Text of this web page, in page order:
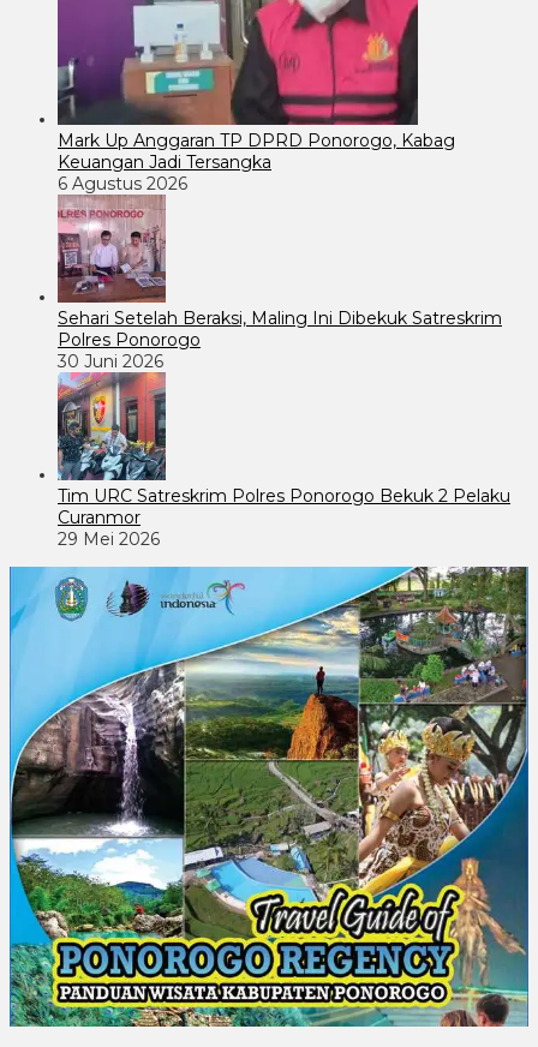
Mark Up Anggaran TP DPRD Ponorogo, Kabag
Keuangan Jadi Tersangka
6 Agustus 2026
Sehari Setelah Beraksi, Maling Ini Dibekuk Satreskrim
Polres Ponorogo
30 Juni 2026
Tim URC Satreskrim Polres Ponorogo Bekuk 2 Pelaku
Curanmor
29 Mei 2026